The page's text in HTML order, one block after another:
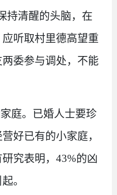
持清醒的头脑，在
听取村里德高望重
委参与调处，不能
庭。 已婚人士要珍
好已有的小家庭，
究表明， 43%的凶
。